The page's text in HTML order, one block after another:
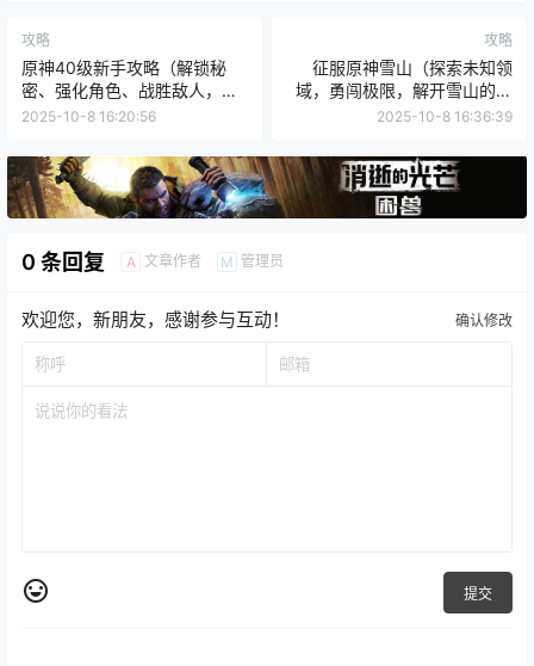
攻略
原神40级新手攻略（解锁秘
密、强化角色、战胜敌人，打
造属于你的传奇）
2025-10-8 16:20:56
攻略
征服原神雪山（探索未知领
域，勇闯极限，解开雪山的谜
题！）
2025-10-8 16:36:39
0 条回复 A 文章作者 M 管理员
欢迎您，新朋友，感谢参与互动！ 确认修改
提交